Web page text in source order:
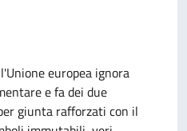
europea ignora
e fa dei due
giunta rafforzati con il